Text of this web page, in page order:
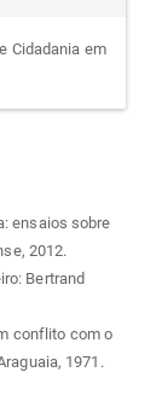
Cidadania em
ensaios sobre
2012.
Bertrand
conflito com o
1971.